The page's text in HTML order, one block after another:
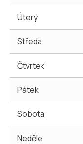
Úterý
Středa
Čtvrtek
Pátek
Sobota
Neděle